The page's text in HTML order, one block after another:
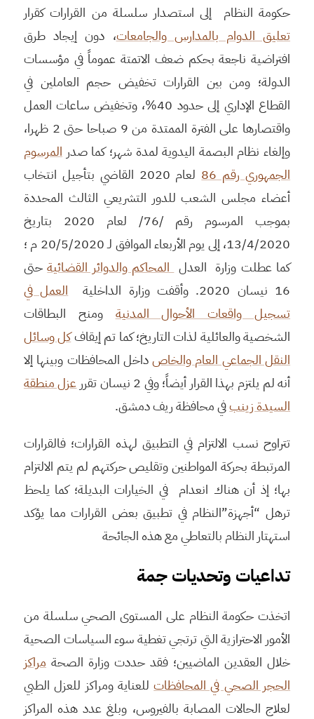
حكومة النظام إلى استصدار سلسلة من القرارات كقرار
تعليق الدوام بالمدارس والجامعات، دون إيجاد طرق
افتراضية ناجعة بحكم ضعف الاتمتة عموماً في مؤسسات
الدولة؛ ومن بين القرارات تخفيض حجم العاملين في
القطاع الإداري إلى حدود 40%، وتخفيض ساعات العمل
واقتصارها على الفترة الممتدة من 9 صباحا حتى 2 ظهرا،
وإلغاء نظام البصمة اليدوية لمدة شهر؛ كما صدر المرسوم
الجمهوري رقم 86
لعام 2020 القاضي بتأجيل انتخاب
أعضاء مجلس الشعب للدور التشريعي الثالث المحددة
بموجب المرسوم رقم /76/ لعام 2020 بتاريخ
13/4/2020، إلى يوم الأربعاء الموافق لـ 20/5/2020 م ؛
كما عطلت وزارة العدل المحاكم والدوائر القضائيةحتى
16 نيسان 2020. وأقفت وزارة الداخلية
العمل في
تسجيل واقعات الأحوال المدنية ومنح البطاقات
الشخصية والعائلية لذات التاريخ؛ كما تم إيقافكل وسائل
النقل الجماعي العام والخاصداخل المحافظات وبينها إلا
أنه لم يلتزم بهذا القرار أيضاً؛ وفي 2 نيسان تقرر
عزل منطقة
السيدة زينبفي محافظة ريف دمشق.
تتراوح نسب الالتزام في التطبيق لهذه القرارات؛ فالقرارات
المرتبطة بحركة المواطنين وتقليص حركتهم لم يتم الالتزام
بها؛ إذ أن هناك انعدام في الخيارات البديلة؛ كما يلحظ
ترهل “أجهزة”النظام في تطبيق بعض القرارات مما يؤكد
استهتار النظام بالتعاطي مع هذه الجائحة
تداعيات وتحديات جمة
اتخذت حكومة النظام على المستوى الصحي سلسلة من
الأمور الاحترازية التي ترتجي تغطية سوء السياسات الصحية
خلال العقدين الماضيين؛ فقد حددت وزارة الصحةمراكز
الحجر الصحي في المحافظاتللعناية ومراكز للعزل الطبي
لعلاج الحالات المصابة بالفيروس، وبلغ عدد هذه المراكز